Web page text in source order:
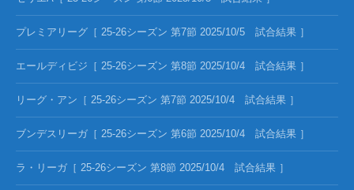
プレミアリーグ［ 25-26シーズン 第7節 2025/10/5 試合結果 ］
エールディビジ［ 25-26シーズン 第8節 2025/10/4 試合結果 ］
リーグ・アン［ 25-26シーズン 第7節 2025/10/4 試合結果 ］
ブンデスリーガ［ 25-26シーズン 第6節 2025/10/4 試合結果 ］
ラ・リーガ［ 25-26シーズン 第8節 2025/10/4 試合結果 ］